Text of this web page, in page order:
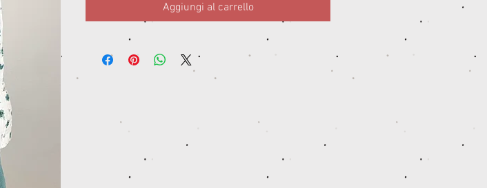
Aggiungi al carrello